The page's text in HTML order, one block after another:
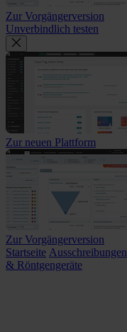
Zur Vorgängerversion
Unverbindlich testen
Zur neuen Plattform
Zur Vorgängerversion
Startseite Ausschreibungen
& Röntgengeräte